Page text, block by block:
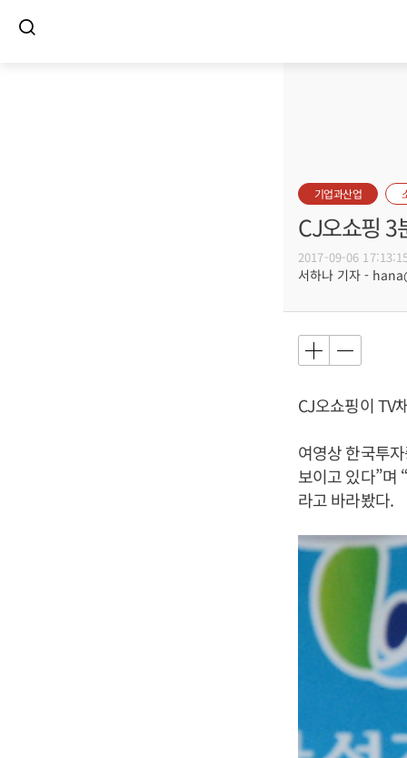
기업과산업
CJ오쇼핑 3
2017-09-06
서하나 기자 -
CJ오쇼핑이 TV
여영상 한국투
보이고 있다”며
라고 바라봤다.